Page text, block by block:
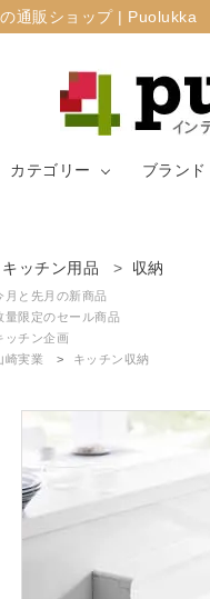
通販ショップ | Puolukka
カテゴリー
カーテン・窓
り
生地（ファブ
ブランド
キッチン用品 収納
月と先月の新商品
量限定のセール商品
ッチン企画
崎実業 キッチン収納